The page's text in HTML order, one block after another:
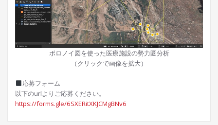
ボロノイ図を使った医療施設の勢力圏分析
（クリックで画像を拡大）
応募フォーム
以下のurlよりご応募ください。
https://forms.gle/6SXERitXKJCMgBNv6